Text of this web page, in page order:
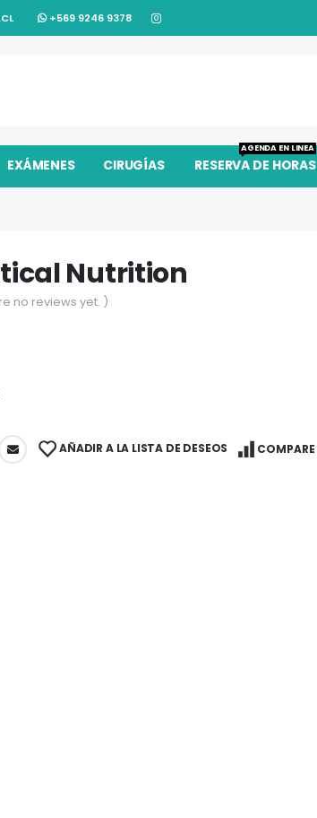
+569 9246 9378
EXÁMENES CIRUGÍAS RESERVA DE HORAS
AGENDA EN LINEA
Nutrition
no reviews yet. )
AÑADIR A LA LISTA DE DESEOS COMPARE